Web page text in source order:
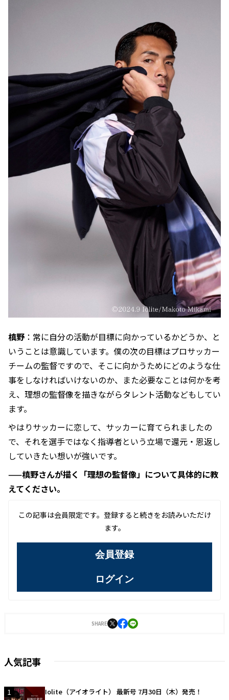
槙野 ：常に自分の活動が目標に向かっているかどうか、と
いうことは意識しています。僕の次の目標はプロサッカー
チームの監督ですので、そこに向かうためにどのような仕
事をしなければいけないのか、また必要なことは何かを考
え、理想の監督像を描きながらタレント活動などもしてい
ます。
やはりサッカーに恋して、サッカーに育てられましたの
で、それを選手ではなく指導者という立場で還元・恩返し
していきたい想いが強いです。
——槙野さんが描く「理想の監督像」について具体的に教
えてください。
この記事は会員限定です。登録すると続きをお読みいただけ
ます。
会員登録
ログイン
SHARE
人気記事
1 Iolite（アイオライト） 最新号 7月30日（木）発売！